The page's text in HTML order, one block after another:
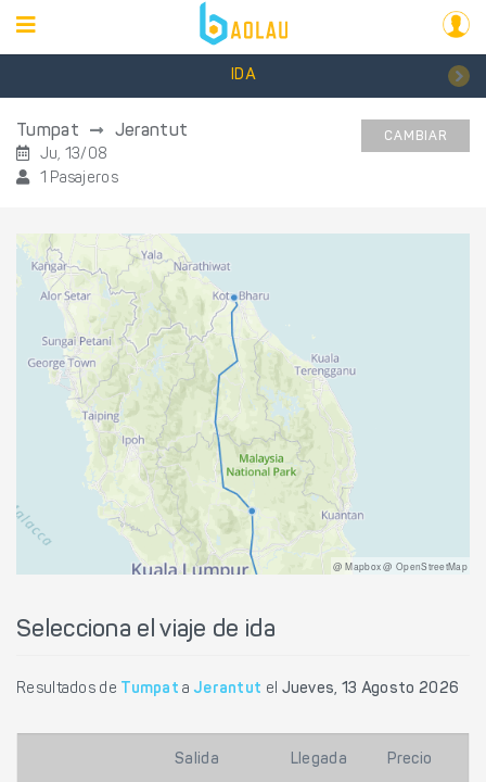
IDA
Tumpat Jerantut
Ju, 13/08
1 Pasajeros
CAMBIAR
@ Mapbox @ OpenStreetMap
Selecciona el viaje de ida
Resultados de Tumpat aJerantut el Jueves, 13 Agosto 2026
Salida Llegada Precio